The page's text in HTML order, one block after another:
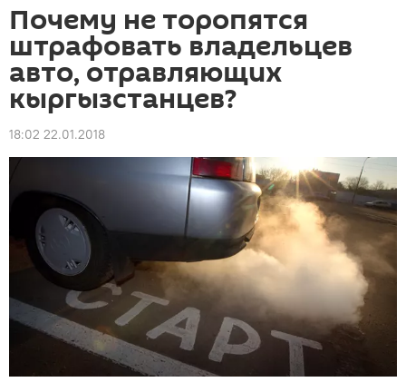
Почему не торопятся
штрафовать владельцев
авто, отравляющих
кыргызстанцев?
18:02 22.01.2018